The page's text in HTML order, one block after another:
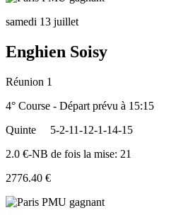
samedi 13 juillet
Enghien Soisy
Réunion 1
4° Course - Départ prévu à 15:15
Quinte
5-2-11-12-1-14-15
2.0 €-NB de fois la mise: 21
2776.40 €